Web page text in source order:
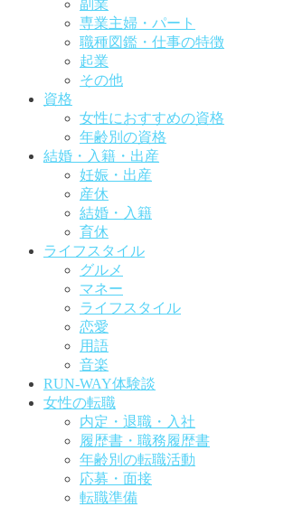
副業
専業主婦・パート
職種図鑑・仕事の特徴
起業
その他
資格
女性におすすめの資格
年齢別の資格
結婚・入籍・出産
妊娠・出産
産休
結婚・入籍
育休
ライフスタイル
グルメ
マネー
ライフスタイル
恋愛
用語
音楽
RUN-WAY体験談
女性の転職
内定・退職・入社
履歴書・職務履歴書
年齢別の転職活動
応募・面接
転職準備